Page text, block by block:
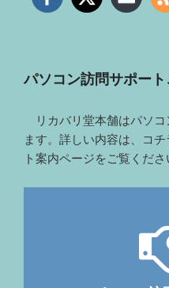
パソコン訪問サポート
リカバリ堂本舗はパソコ
ます。詳しい内容は、コ
ト案内ページをご覧くださ